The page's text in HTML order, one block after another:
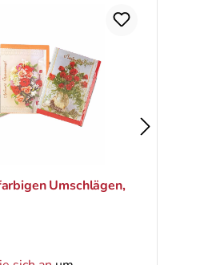
Umschlägen,